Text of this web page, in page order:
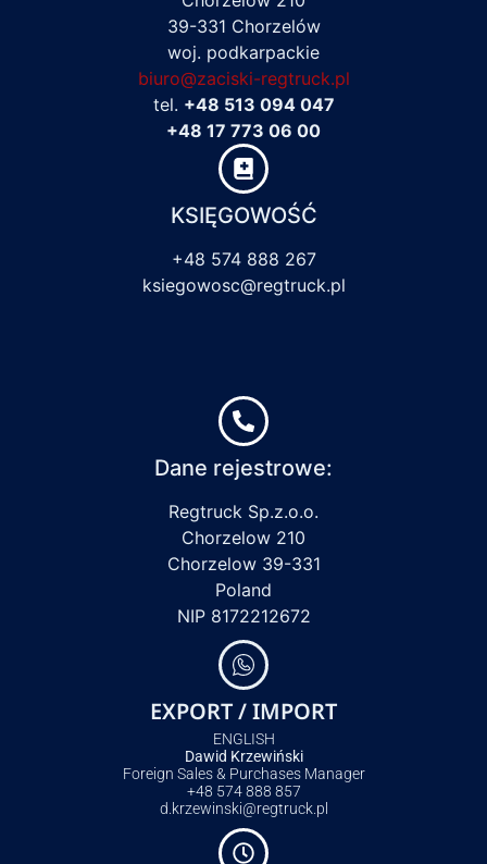
39-331 Chorzelów
woj. podkarpackie
biuro@zaciski-regtruck.pl
tel. +48 513 094 047
+48 17 773 06 00
KSIĘGOWOŚĆ
+48 574 888 267
ksiegowosc@regtruck.pl
Dane rejestrowe:
Regtruck Sp.z.o.o.
Chorzelow 210
Chorzelow 39-331
Poland
NIP 8172212672
EXPORT / IMPORT
ENGLISH
Dawid Krzewiński
Foreign Sales & Purchases Manager
+48 574 888 857
d.krzewinski@regtruck.pl